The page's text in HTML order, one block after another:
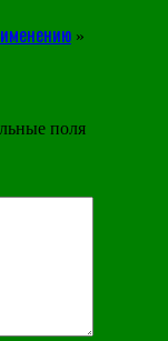
»
поля